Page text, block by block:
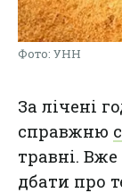
Фото: УНН
За лічені
справжню
травні.
дбати про